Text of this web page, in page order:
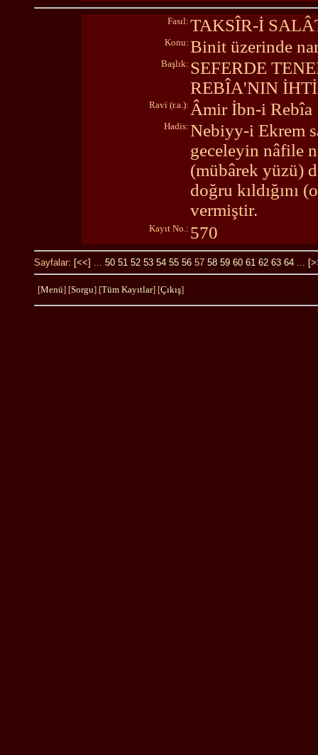
Fasıl: TAKSÎR-İ
Konu: Binit üzerinde
Başlık: SEFERDE
REBÎA'NIN
Ravi (r.a.): Âmir İbn-i Rebîa
Hadis: Nebiyy-i Ekrem
geceleyin nâfile
(mübârek yüzü)
doğru kıldığını
vermiştir.
Kayıt No.: 570
Sayfalar: [<<] ... 50 51 52 53 54 55 56 57 58 59 60 61 62 63 64 ...
[Menü] [Sorgu] [Tüm Kayıtlar] [Çıkış]